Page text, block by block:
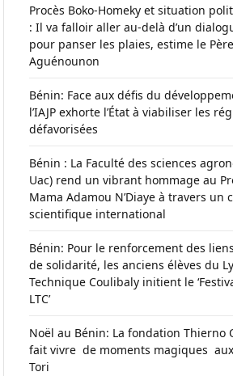
Procès Boko-Homeky et situation
: Il va falloir aller au-delà d’un
pour panser les plaies, estime le
Aguénounon
Bénin: Face aux défis du
l’IAJP exhorte l’État à viabiliser les
défavorisées
Bénin : La Faculté des sciences
Uac) rend un vibrant hommage au
Mama Adamou N’Diaye à travers un
scientifique international
Bénin: Pour le renforcement des
de solidarité, les anciens élèves du
Technique Coulibaly initient le
LTC’
Noël au Bénin: La fondation Thierno
fait vivre de moments magiques
Tori